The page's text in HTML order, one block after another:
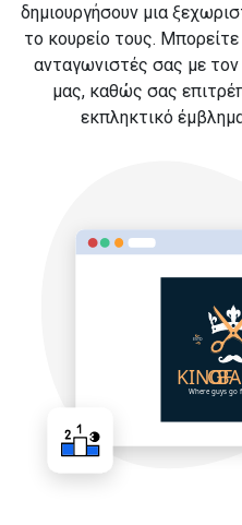
δημιουργήσουν μια
το κουρείο τους.
ανταγωνιστές σας με τον
μας, καθώς σας
εκπληκτικό